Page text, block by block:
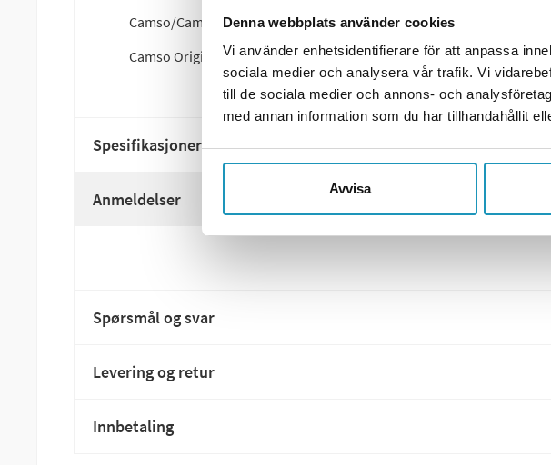
Denna webbplats använder cookies
Vi använder enhetsidentifierare för att anpassa
sociala medier och analysera vår trafik. Vi
till de sociala medier och annons- och
med annan information som du har tillhandahållit
Avvisa
Camso/Camoplast Original reservdel
Camso Original artikkelnummer :7016-00-5220
Spesifikasjoner
Anmeldelser
Spørsmål og svar
Levering og retur
Innbetaling